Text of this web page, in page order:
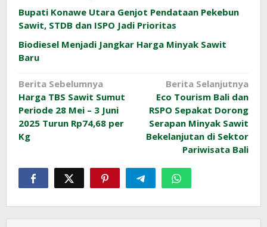
Bupati Konawe Utara Genjot Pendataan Pekebun
Sawit, STDB dan ISPO Jadi Prioritas
Biodiesel Menjadi Jangkar Harga Minyak Sawit
Baru
Navigasi
pos
Berita Sebelumnya
Harga TBS Sawit Sumut
Periode 28 Mei – 3 Juni
2025 Turun Rp74,68 per
Kg
Berita Selanjutnya
Eco Tourism Bali dan
RSPO Sepakat Dorong
Serapan Minyak Sawit
Bekelanjutan di Sektor
Pariwisata Bali